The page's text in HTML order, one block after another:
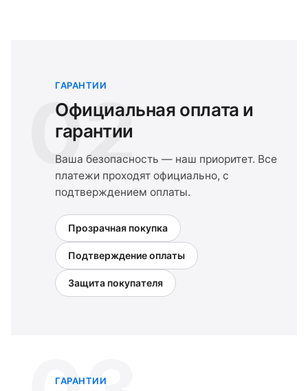
02
ГАРАНТИИ
Официальная оплата и
гарантии
Ваша безопасность — наш приоритет. Все
платежи проходят официально, с
подтверждением оплаты.
Прозрачная покупка
Подтверждение оплаты
Защита покупателя
ГАРАНТИИ